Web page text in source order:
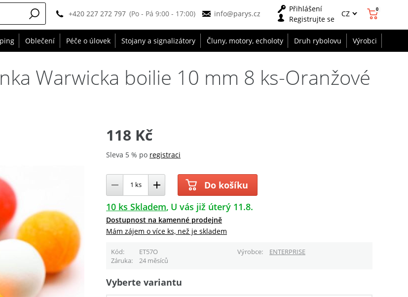
+420 227 272 797 (Po - Pá 9:00 - 17:00) info@parys.cz
Přihlášení
Registrujte se
CZ 0
Oblečení Péče o úlovek Stojany a signalizátory Čluny, motory, echoloty Druh rybolovu Výrobci
Warwicka boilie 10 mm 8 ks-Oranžové
118 Kč
Sleva 5 % po registraci
Do košíku
10 ks Skladem U vás již úterý 11.8.
Dostupnost na kamenné prodejně
Mám zájem o více ks, než je skladem
Kód ET57O Výrobce
ENTERPRISE
Záruka
24 měsíců
Vyberte variantu